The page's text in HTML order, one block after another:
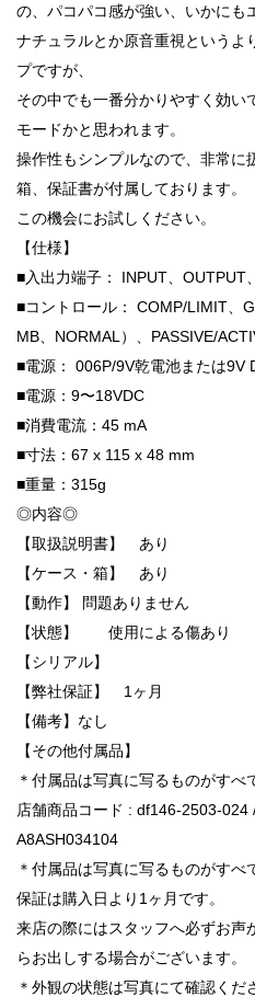
の、パコパコ感が強い、いかにも
ナチュラルとか原音重視というよ
プですが、
その中でも一番分かりやすく効い
モードかと思われます。
操作性もシンプルなので、非常に
箱、保証書が付属しております。
この機会にお試しください。
【仕様】
■入出力端子： INPUT、OUTPUT
■コントロール： COMP/LIMIT、
MB、NORMAL）、PASSIVE/
■電源： 006P/9V乾電池または9V
■電源：9〜18VDC
■消費電流：45 mA
■寸法：67 x 115 x 48 mm
■重量：315g
◎内容◎
【取扱説明書】 あり
【ケース・箱】 あり
【動作】 問題ありません
【状態】 使用による傷あり
【シリアル】
【弊社保証】 1ヶ月
【備考】なし
【その他付属品】
＊付属品は写真に写るものがすべ
店舗商品コード : df146-2503-
A8ASH034104
＊付属品は写真に写るものがすべ
保証は購入日より1ヶ月です。
来店の際にはスタッフへ必ずお声
らお出しする場合がございます。
＊外観の状態は写真にて確認くだ